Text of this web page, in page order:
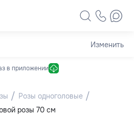
Изменить
в приложении
Розы одноголовые
розы 70 см